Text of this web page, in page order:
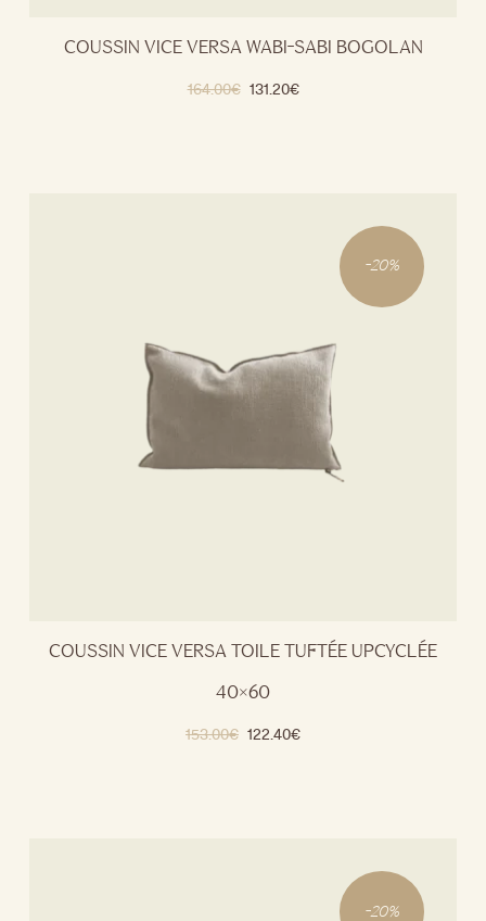
COUSSIN VICE VERSA WABI-SABI BOGOLAN
164.00€ 131.20€
-20%
COUSSIN VICE VERSA TOILE TUFTÉE UPCYCLÉE
40×60
153.00€ 122.40€
-20%